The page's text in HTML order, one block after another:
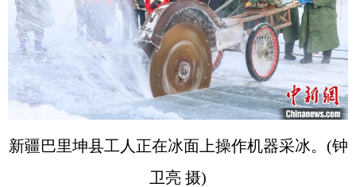
新疆巴里坤县工人正在冰面上操作机器采冰。(钟
卫亮 摄)